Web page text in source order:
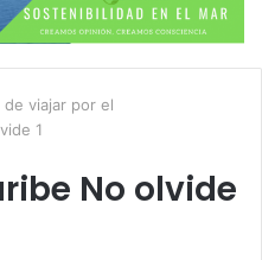
viajar por el
1
No olvide